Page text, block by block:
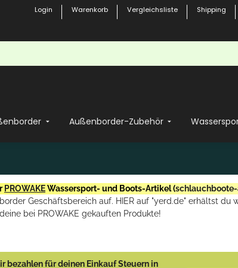
Login Warenkorb Vergleichsliste Shipping
Außenborder-Zubehör
PROWAKEWassersport- und Boots-Artikel (
Geschäftsbereich auf. HIER auf "yerd.de" erhältst du
deine bei PROWAKE gekauften Produkte!
bezahlen für deinen Einkauf Steuern in